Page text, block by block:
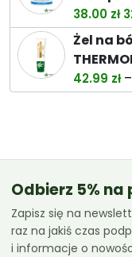
38.00 zł
Żel na
42.99 zł –
Odbierz 5%
Zapisz się na
raz na jakiś czas
i informacje o